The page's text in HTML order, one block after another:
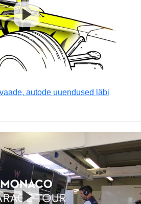
autode uuendused läbi